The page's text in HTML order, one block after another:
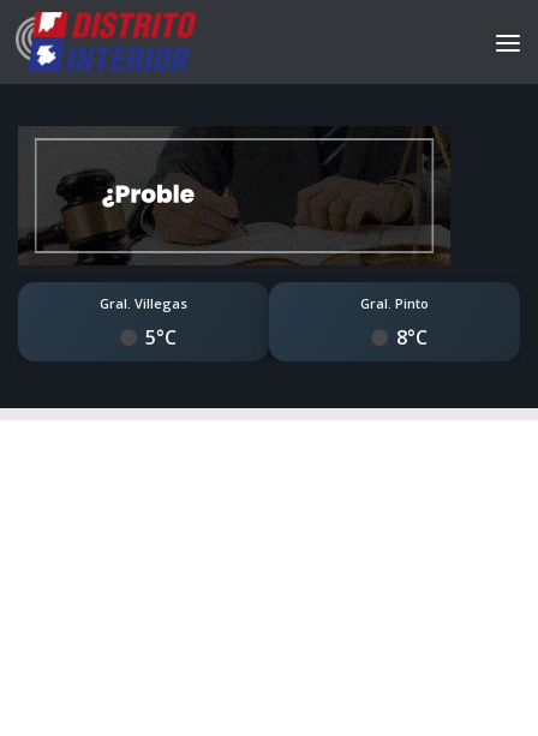
Gral. Villegas
5°C
Gral. Pinto
8°C